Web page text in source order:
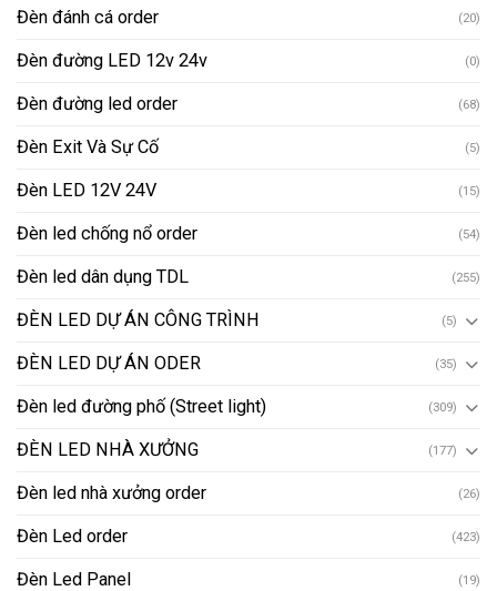
Đèn đánh cá order (20)
Đèn đường LED 12v 24v (0)
Đèn đường led order (68)
Đèn Exit Và Sự Cố (5)
Đèn LED 12V 24V (15)
Đèn led chống nổ order (54)
Đèn led dân dụng TDL (255)
ĐÈN LED DỰ ÁN CÔNG TRÌNH (5)
ĐÈN LED DỰ ÁN ODER (35)
Đèn led đường phố (Street light) (309)
ĐÈN LED NHÀ XƯỞNG (177)
Đèn led nhà xưởng order (26)
Đèn Led order (423)
Đèn Led Panel (19)